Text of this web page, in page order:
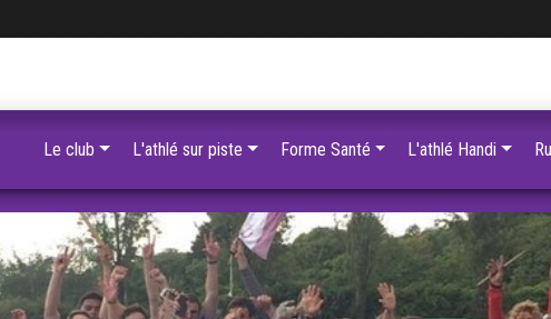
Le club L'athlé sur piste Forme Santé L'athlé Handi